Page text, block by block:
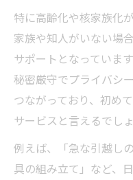
特に高齢化や核家族化
家族や知人がいない場
サポートとなっていま
秘密厳守でプライバシ
つながっており、初め
サービスと言えるでしょ
例えば、「急な引越し
具の組み立て」など、